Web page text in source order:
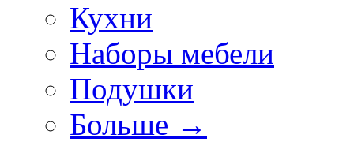
Кухни
Наборы мебели
Подушки
Больше →